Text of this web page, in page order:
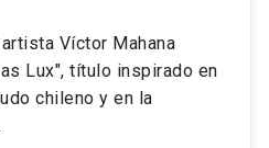
Víctor Mahana
Lux", título inspirado en
chileno y en la